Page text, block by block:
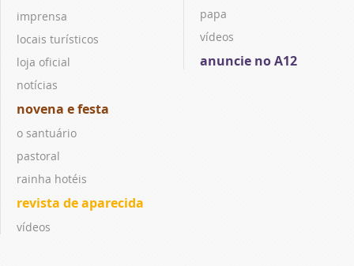
imprensa
locais turísticos
loja oficial
notícias
novena e festa
o santuário
pastoral
rainha hotéis
revista de aparecida
vídeos
papa
vídeos
anuncie no A12